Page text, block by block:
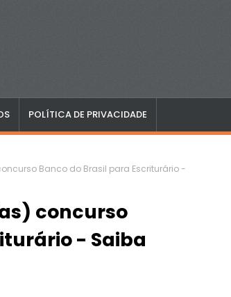
POLÍTICA DE PRIVACIDADE
Banco do Brasil para Escriturário -
concurso
- Saiba